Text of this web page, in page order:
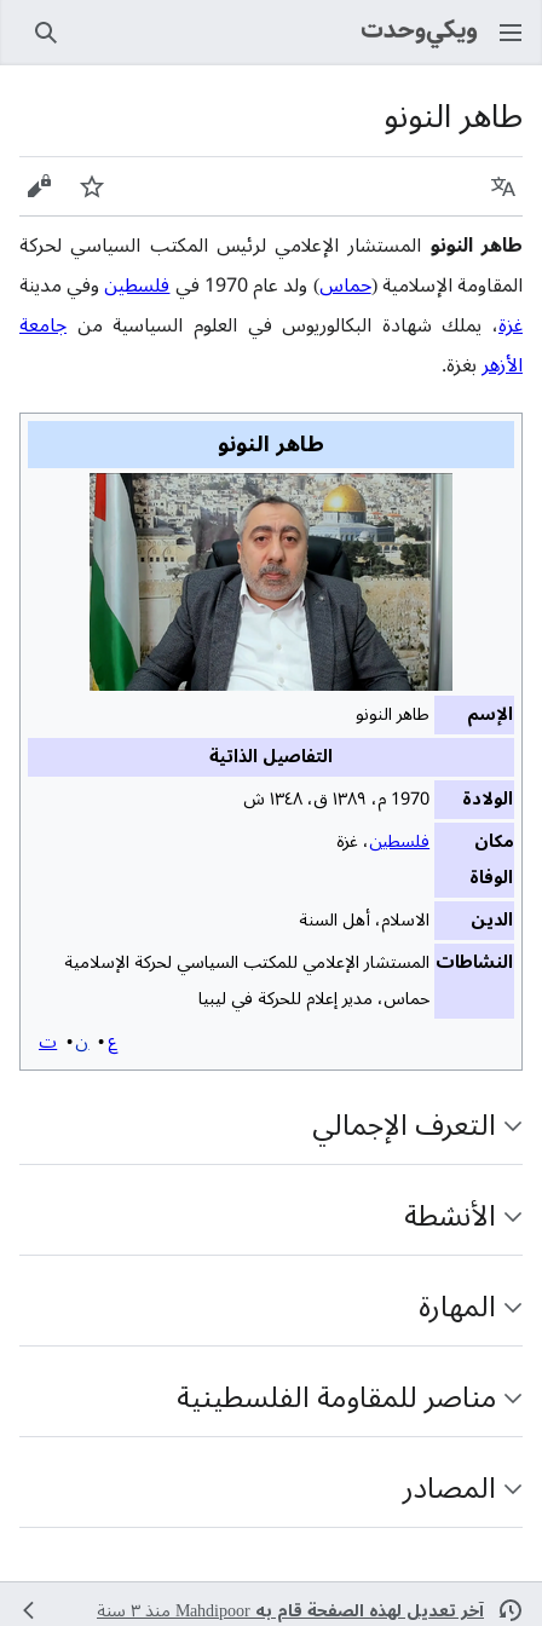
بحث
طاهر النونو
اللغة راقب
طاهر النونو المستشار الإعلامي لرئيس المكتب السياسي لحركة
المقاومة الإسلامية (حماس) ولد عام 1970 في فلسطينوفي مدينة
غزة، يملك شهادة البكالوريوس في العلوم السياسية من جامعة
الأزهربغزة.
طاهر النونو
الإسم
طاهر النونو
التفاصيل الذاتية
الولادة
1970 م، ١٣٨٩ ق، ١٣٤٨ ش
مكان
الوفاة
فلسطين، غزة
الدين
الاسلام، أهل السنة
النشاطات المستشار الإعلامي للمكتب السياسي لحركة الإسلامية
حماس، مدير إعلام للحركة في ليبيا
ع ن ت
التعرف الإجمالي
الأنشطة
المهارة
مناصر للمقاومة الفلسطينية
المصادر
آخر تعديل لهذه الصفحة قام بهMahdipoorمنذ ٣ سنة